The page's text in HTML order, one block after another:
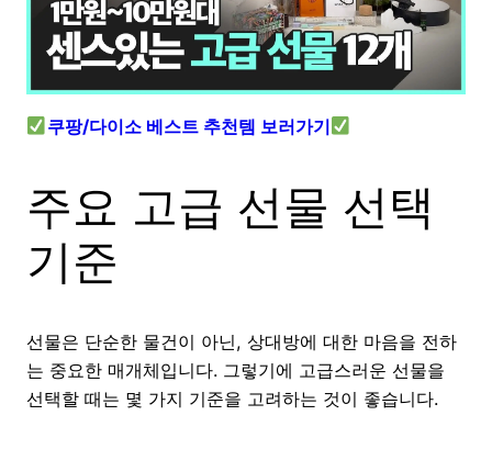
쿠팡/다이소 베스트 추천템 보러가기
주요 고급 선물 선택
기준
선물은 단순한 물건이 아닌, 상대방에 대한 마음을 전하
는 중요한 매개체입니다. 그렇기에 고급스러운 선물을
선택할 때는 몇 가지 기준을 고려하는 것이 좋습니다.